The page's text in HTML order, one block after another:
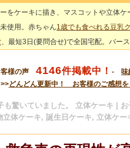
をケーキに描き、マスコットや立体ケ
使用。赤ちゃん1歳でも食べれる豆乳
、最短3日(要問合せ)で全国宅配。バー
客様の声 4146件掲載中！ - 味
>>どんどん更新中！ お客様のご感想を
も驚いていました。 立体ケーキ |
体ケーキ, 誕生日ケーキ, 立体ケー